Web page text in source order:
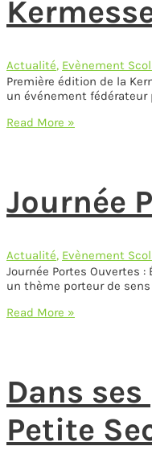
Actualité, Evènement
Première édition de la
un événement
Kermesse
Read More »
Journée
Actualité, Evènement
Journée Portes Ouvertes
un thème porteur de
Journée
2026
Read More »
Dans
Petite